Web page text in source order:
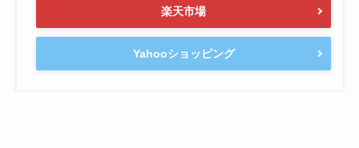
楽天市場
Yahooショッピング